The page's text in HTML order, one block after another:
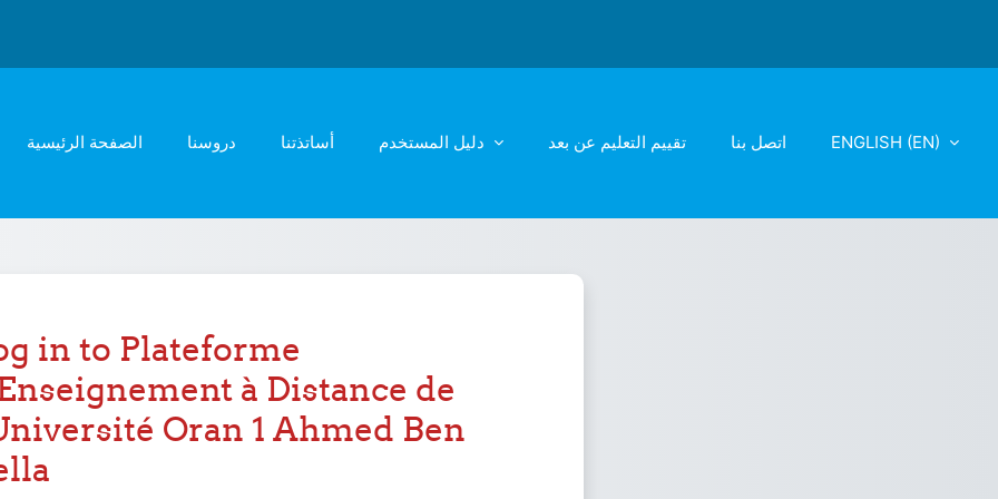
الصفحة الرئيسية دروسنا أساتذتنا تقييم التعليم عن بعد اتصل بنا ENGLISH ‎(EN)‎
in to Plateforme
à Distance de
Oran 1 Ahmed Ben